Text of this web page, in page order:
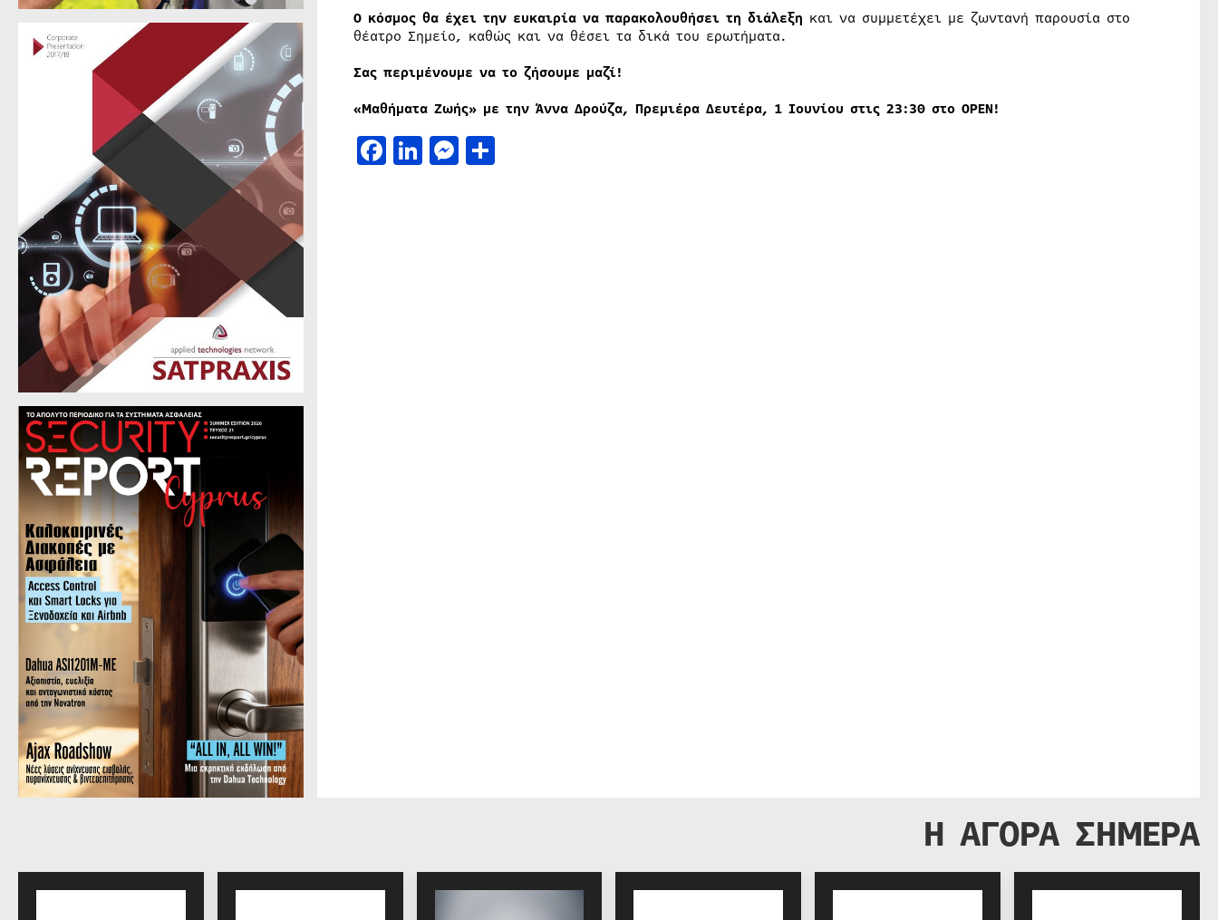
Ο κόσμος θα έχει την ευκαιρία να παρακολουθήσει τη διάλεξη και να συμμετέχει με ζωντανή παρουσία στο
θέατρο Σημείο, καθώς και να θέσει τα δικά του ερωτήματα.
Σας περιμένουμε να το ζήσουμε μαζί!
«Μαθήματα Ζωής» με την Άννα Δρούζα, Πρεμιέρα Δευτέρα, 1 Ιουνίου στις 23:30 στο OPEN!
Facebook
LinkedIn
Messenger
Μοιραστείτε
Η ΑΓΟΡΑ ΣΗΜΕΡΑ